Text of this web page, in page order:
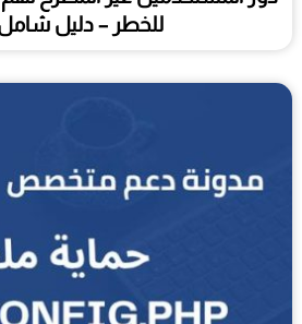
للخطر – دليل شامل